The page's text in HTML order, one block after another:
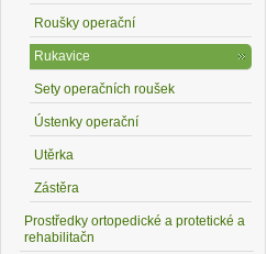
Roušky operační
Rukavice
Sety operačních roušek
Ústenky operační
Utěrka
Zástěra
Prostředky ortopedické a protetické a
rehabilitačn